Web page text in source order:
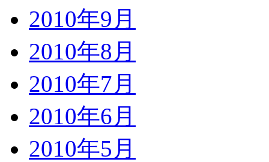
2010年9月
2010年8月
2010年7月
2010年6月
2010年5月